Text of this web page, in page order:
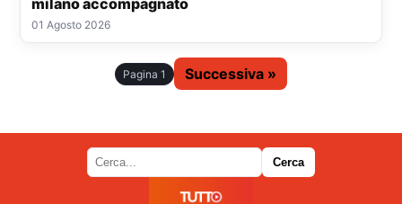
milano accompagnato
01 Agosto 2026
Pagina 1 Successiva »